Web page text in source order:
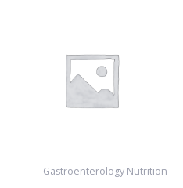
Gastroenterology Nutrition